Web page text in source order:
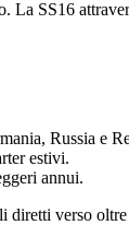
SS16
Russia e
estivi.
annui.
diretti verso